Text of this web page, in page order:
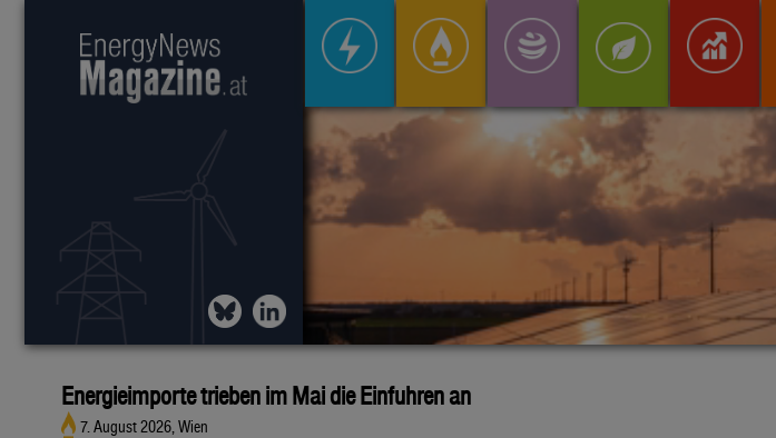
Energieimporte trieben im Mai die Einfuhren an
7. August 2026, Wien